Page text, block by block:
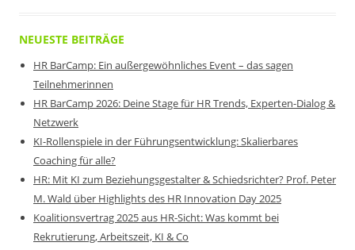
NEUESTE BEITRÄGE
HR BarCamp: Ein außergewöhnliches Event – das sagen
Teilnehmerinnen
HR BarCamp 2026: Deine Stage für HR Trends, Experten-Dialog &
Netzwerk
KI-Rollenspiele in der Führungsentwicklung: Skalierbares
Coaching für alle?
HR: Mit KI zum Beziehungsgestalter & Schiedsrichter? Prof. Peter
M. Wald über Highlights des HR Innovation Day 2025
Koalitionsvertrag 2025 aus HR-Sicht: Was kommt bei
Rekrutierung, Arbeitszeit, KI & Co